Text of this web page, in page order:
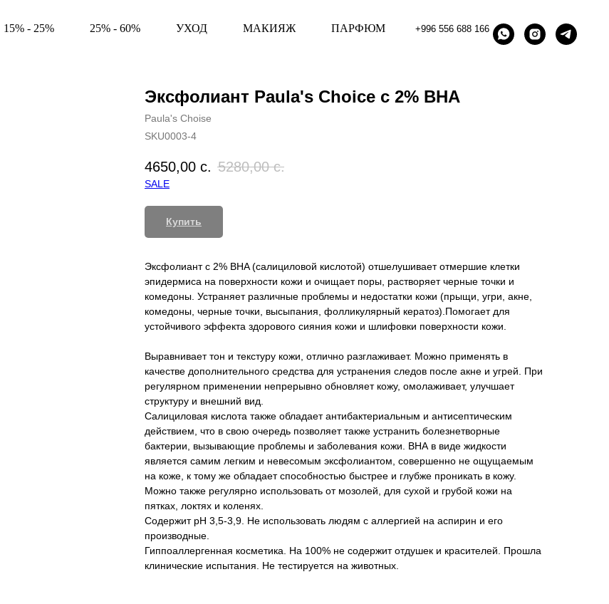
15% - 25% 25% - 60% УХОД МАКИЯЖ ПАРФЮМ +996 556 688 166
Эксфолиант Paula's Choice с 2% BHA
Paula's Choise
SKU0003-4
4650,00 с. 5280,00 с.
SALE
Купить
Эксфолиант с 2% BHA (салициловой кислотой) отшелушивает отмершие клетки
эпидермиса на поверхности кожи и очищает поры, растворяет черные точки и
комедоны. Устраняет различные проблемы и недостатки кожи (прыщи, угри, акне,
комедоны, черные точки, высыпания, фолликулярный кератоз).Помогает для
устойчивого эффекта здорового сияния кожи и шлифовки поверхности кожи.
Выравнивает тон и текстуру кожи, отлично разглаживает. Можно применять в
качестве дополнительного средства для устранения следов после акне и угрей. При
регулярном применении непрерывно обновляет кожу, омолаживает, улучшает
структуру и внешний вид.
Салициловая кислота также обладает антибактериальным и антисептическим
действием, что в свою очередь позволяет также устранить болезнетворные
бактерии, вызывающие проблемы и заболевания кожи. ВНА в виде жидкости
является самим легким и невесомым эксфолиантом, совершенно не ощущаемым
на коже, к тому же обладает способностью быстрее и глубже проникать в кожу.
Можно также регулярно использовать от мозолей, для сухой и грубой кожи на
пятках, локтях и коленях.
Содержит рН 3,5-3,9. Не использовать людям с аллергией на аспирин и его
производные.
Гиппоаллергенная косметика. На 100% не содержит отдушек и красителей. Прошла
клинические испытания. Не тестируется на животных.